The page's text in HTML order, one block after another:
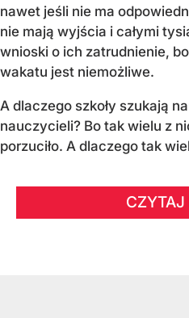
nawet jeśli nie ma
nie mają wyjścia i całymi
wnioski o ich zatrudnienie,
wakatu jest niemożliwe.
A dlaczego szkoły szukają
nauczycieli? Bo tak wielu z
porzuciło. A dlaczego tak
CZYTAJ